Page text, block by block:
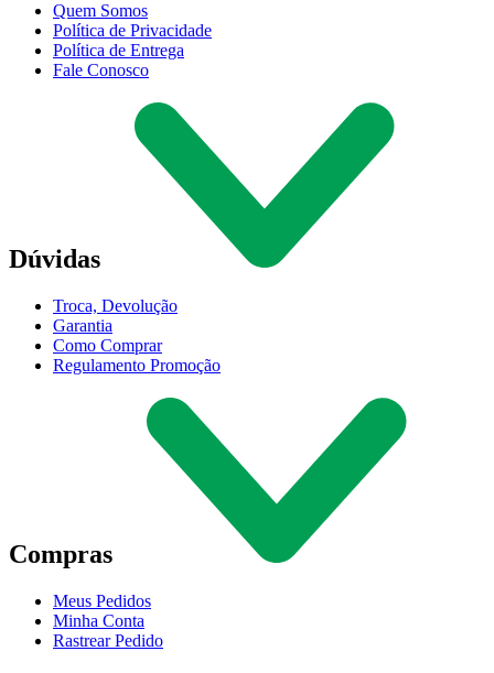
Quem Somos
Política de Privacidade
Política de Entrega
Fale Conosco
Dúvidas
Troca, Devolução
Garantia
Como Comprar
Regulamento Promoção
Compras
Meus Pedidos
Minha Conta
Rastrear Pedido